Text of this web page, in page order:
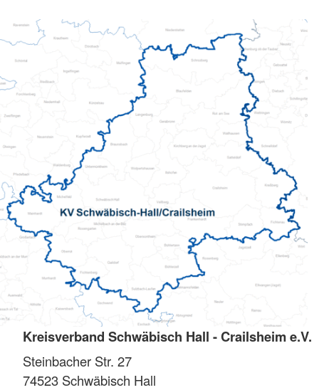
Kreisverband Schwäbisch Hall - Crailsheim e.V.
Steinbacher Str. 27
74523 Schwäbisch Hall